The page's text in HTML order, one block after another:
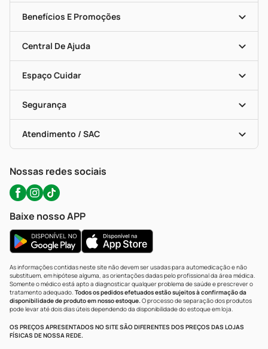
História
Nossas Lojas
Mapa De Categorias
Blog Da PP
Seja Uma Loja Parceira
Benefícios E Promoções
Clube PP
Convênios
Programa Popular Do Brasil
Encarte De Ofertas
Dermaclub
Descontos De Laboratório (PBM)
Cupons E Ofertas
Central De Ajuda
Entrega
Recompra Programada
Compras Com Receita
Alomed (tele-Entrega)
Formas De Pagamento
Troca E Devolução
Bulas De A A Z
Políticas De Marketplace
Espaço Cuidar
Vacinas
Serviços Farmacêuticos
Testes Rápidos
Autoteste Covid-19
Segurança
Certificado De Segurança
Portal Da Privacidade
Atendimento / SAC
WhatsApp (47) 9202-1687
Nossas redes sociais
Baixe nosso APP
As informações contidas neste site não devem ser usadas para automedicação e não
substituem, em hipótese alguma, as orientações dadas pelo profissional da área médica.
Somente o médico está apto a diagnosticar qualquer problema de saúde e prescrever o
tratamento adequado. Todos os pedidos efetuados estão sujeitos à confirmação da
disponibilidade de produto em nosso estoque.O processo de separação dos produtos
pode levar até dois dias úteis dependendo da disponibilidade do estoque em loja.
OS PREÇOS APRESENTADOS NO SITE SÃO DIFERENTES DOS PREÇOS DAS LOJAS
FÍSICAS DE NOSSA REDE.